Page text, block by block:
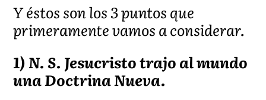
Y éstos son los 3 puntos que
primeramente vamos a considerar.
1) N. S. Jesucristo trajo al mundo
una Doctrina Nueva.